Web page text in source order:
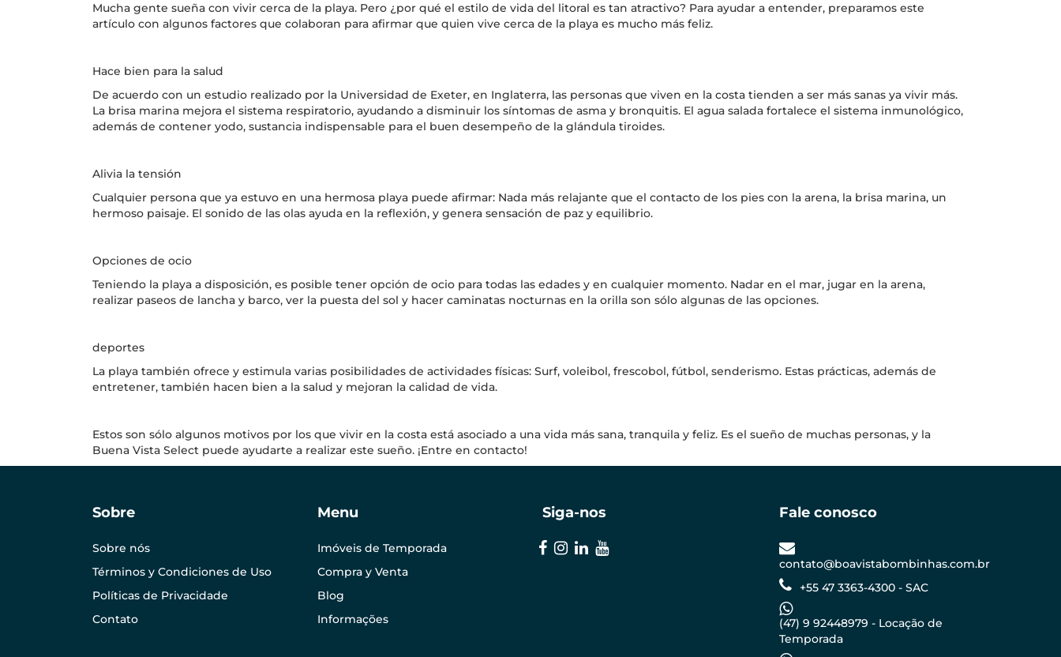
Mucha gente sueña con vivir cerca de la playa. Pero ¿por qué el estilo de vida del litoral es tan atractivo? Para ayudar a entender, preparamos este
artículo con algunos factores que colaboran para afirmar que quien vive cerca de la playa es mucho más feliz.
Hace bien para la salud
De acuerdo con un estudio realizado por la Universidad de Exeter, en Inglaterra, las personas que viven en la costa tienden a ser más sanas ya vivir más.
La brisa marina mejora el sistema respiratorio, ayudando a disminuir los síntomas de asma y bronquitis. El agua salada fortalece el sistema inmunológico,
además de contener yodo, sustancia indispensable para el buen desempeño de la glándula tiroides.
Alivia la tensión
Cualquier persona que ya estuvo en una hermosa playa puede afirmar: Nada más relajante que el contacto de los pies con la arena, la brisa marina, un
hermoso paisaje. El sonido de las olas ayuda en la reflexión, y genera sensación de paz y equilibrio.
Opciones de ocio
Teniendo la playa a disposición, es posible tener opción de ocio para todas las edades y en cualquier momento. Nadar en el mar, jugar en la arena,
realizar paseos de lancha y barco, ver la puesta del sol y hacer caminatas nocturnas en la orilla son sólo algunas de las opciones.
deportes
La playa también ofrece y estimula varias posibilidades de actividades físicas: Surf, voleibol, frescobol, fútbol, ​​senderismo. Estas prácticas, además de
entretener, también hacen bien a la salud y mejoran la calidad de vida.
Estos son sólo algunos motivos por los que vivir en la costa está asociado a una vida más sana, tranquila y feliz. Es el sueño de muchas personas, y la
Buena Vista Select puede ayudarte a realizar este sueño. ¡Entre en contacto!
Sobre
Sobre nós
Términos y Condiciones de Uso
Políticas de Privacidade
Contato
Menu
Imóveis de Temporada
Compra y Venta
Blog
Informações
Siga-nos Fale conosco
contato@boavistabombinhas.com.br
+55 47 3363-4300 - SAC
(47) 9 92448979 - Locação de
Temporada